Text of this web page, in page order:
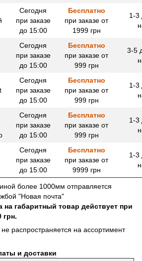
Сегодня
при заказе
до 15:00
Бесплатно
при заказе от
1999 грн
1-3
Сегодня
при заказе
до 15:00
Бесплатно
при заказе от
999 грн
3-5
Сегодня
при заказе
до 15:00
Бесплатно
при заказе от
999 грн
1-3
Сегодня
при заказе
до 15:00
Бесплатно
при заказе от
999 грн
1-3
Сегодня
при заказе
до 15:00
Бесплатно
при заказе от
9999 грн
1-3
более 1000мм отправляется
"Новая почта"
на габаритный товар действует при
грн.
распространяется на ассортимент
и доставки